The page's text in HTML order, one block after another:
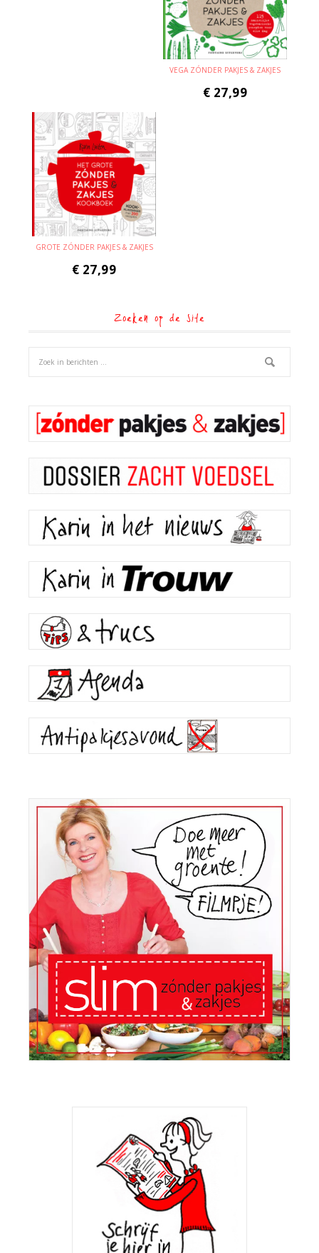
VEGA ZÓNDER PAKJES & ZAKJES
€ 27,99
GROTE ZÓNDER PAKJES & ZAKJES
€ 27,99
Zoeken op de site